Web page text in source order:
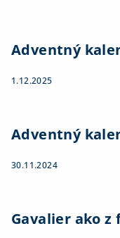
Adventný
1.12.2025
Adventný
30.11.2024
Gavalier ako z